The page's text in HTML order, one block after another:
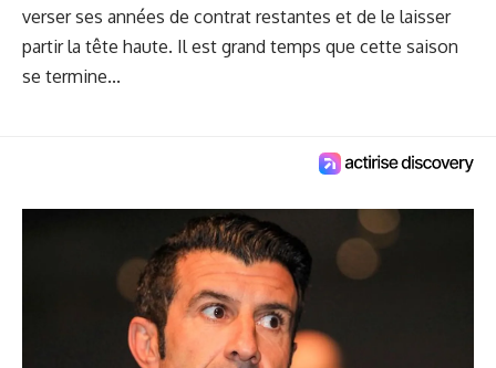
verser ses années de contrat restantes et de le laisser
partir la tête haute. Il est grand temps que cette saison
se termine...